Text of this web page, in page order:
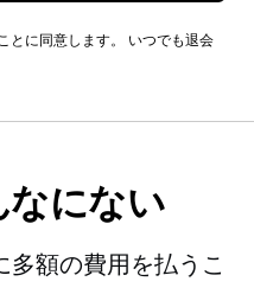
とに同意します。 いつでも退会
にない
多額の費用を払うこ